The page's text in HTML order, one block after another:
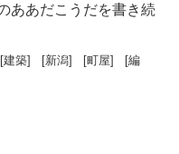
ああだこうだを書き続
建築] [新潟] [町屋] [編